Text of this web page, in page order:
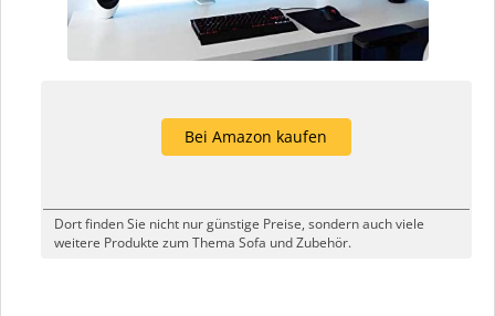
Bei Amazon kaufen
Dort finden Sie nicht nur günstige Preise, sondern auch viele
weitere Produkte zum Thema Sofa und Zubehör.